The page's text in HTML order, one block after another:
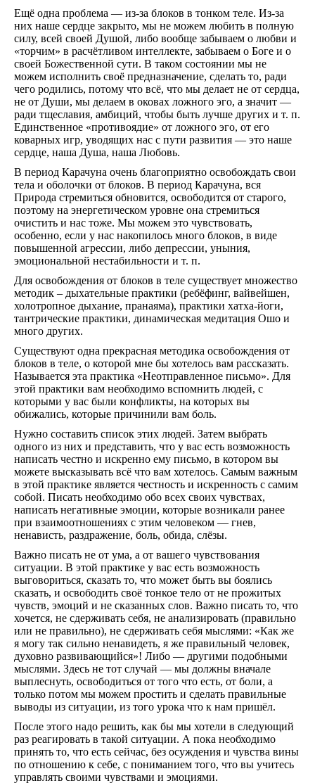
Речи
дней
2026
Видео
ч.
Дары
Ещё одна проблема — из-за блоков в тонком теле. Из-за
них наше сердце закрыто, мы не можем любить в полную
силу, всей своей Душой, либо вообще забываем о любви и
«торчим» в расчётливом интеллекте, забываем о Боге и о
своей Божественной сути. В таком состоянии мы не
можем исполнить своё предназначение, сделать то, ради
чего родились, потому что всё, что мы делает не от сердца,
не от Души, мы делаем в оковах ложного эго, а значит —
ради тщеславия, амбиций, чтобы быть лучше других и т. п.
Единственное «противоядие» от ложного эго, от его
коварных игр, уводящих нас с пути развития — это наше
сердце, наша Душа, наша Любовь.
В период Карачуна очень благоприятно освобождать свои
тела и оболочки от блоков. В период Карачуна, вся
Природа стремиться обновится, освободится от старого,
поэтому на энергетическом уровне она стремиться
очистить и нас тоже. Мы можем это чувствовать,
особенно, если у нас накопилось много блоков, в виде
повышенной агрессии, либо депрессии, уныния,
эмоциональной нестабильности и т. п.
Для освобождения от блоков в теле существует множество
методик – дыхательные практики (ребёфинг, вайвейшен,
холотропное дыхание, пранаяма), практики хатха-йоги,
тантрические практики, динамическая медитация Ошо и
много других.
Существуют одна прекрасная методика освобождения от
блоков в теле, о которой мне бы хотелось вам рассказать.
Называется эта практика «Неотправленное письмо». Для
этой практики вам необходимо вспомнить людей, с
которыми у вас были конфликты, на которых вы
обижались, которые причинили вам боль.
Нужно составить список этих людей. Затем выбрать
одного из них и представить, что у вас есть возможность
написать честно и искренно ему письмо, в котором вы
можете высказывать всё что вам хотелось. Самым важным
в этой практике является честность и искренность с самим
собой. Писать необходимо обо всех своих чувствах,
написать негативные эмоции, которые возникали ранее
при взаимоотношениях с этим человеком — гнев,
ненависть, раздражение, боль, обида, слёзы.
Важно писать не от ума, а от вашего чувствования
ситуации. В этой практике у вас есть возможность
выговориться, сказать то, что может быть вы боялись
сказать, и освободить своё тонкое тело от не прожитых
чувств, эмоций и не сказанных слов. Важно писать то, что
хочется, не сдерживать себя, не анализировать (правильно
или не правильно), не сдерживать себя мыслями: «Как же
я могу так сильно ненавидеть, я же правильный человек,
духовно развивающийся»! Либо — другими подобными
мыслями. Здесь не тот случай — мы должны вначале
выплеснуть, освободиться от того что есть, от боли, а
только потом мы можем простить и сделать правильные
выводы из ситуации, из того урока что к нам пришёл.
После этого надо решить, как бы мы хотели в следующий
раз реагировать в такой ситуации. А пока необходимо
принять то, что есть сейчас, без осуждения и чувства вины
по отношению к себе, с пониманием того, что вы учитесь
управлять своими чувствами и эмоциями.